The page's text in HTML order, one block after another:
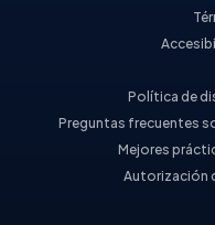
Política de
Preguntas frecuentes
Mejores
Autorización